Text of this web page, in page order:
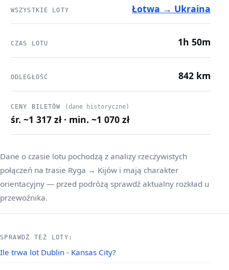
WSZYSTKIE LOTY Łotwa → Ukraina
CZAS LOTU 1h 50m
ODLEGŁOŚĆ 842 km
CENY BILETÓW (dane historyczne)
śr. ~1 317 zł · min. ~1 070 zł
Dane o czasie lotu pochodzą z analizy rzeczywistych
połączeń na trasie Ryga → Kijów i mają charakter
orientacyjny — przed podróżą sprawdź aktualny rozkład u
przewoźnika.
SPRAWDŹ TEŻ LOTY:
Ile trwa lot Dublin - Kansas City?